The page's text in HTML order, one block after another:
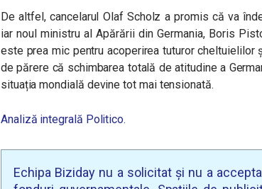
De altfel, cancelarul Olaf Scholz a promis că va
iar noul ministru al Apărării din Germania, Boris
este prea mic pentru acoperirea tuturor
de părere că schimbarea totală de atitudine a
situația mondială devine tot mai tensionată.
Analiză integrală Politico.
Echipa Biziday nu a solicitat și nu a